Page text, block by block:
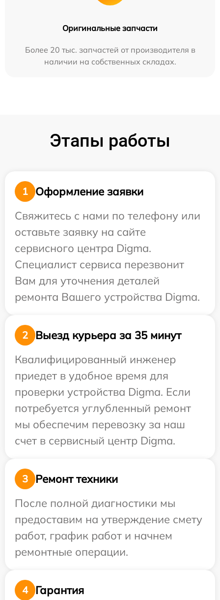
Оригинальные запчасти
Более 20 тыс. запчастей от производителя в
наличии на собственных складах.
Этапы работы
1
Оформление заявки
Свяжитесь с нами по телефону или
оставьте заявку на сайте
сервисного центра Digma.
Специалист сервиса перезвонит
Вам для уточнения деталей
ремонта Вашего устройства Digma.
2
Выезд курьера за 35 минут
Квалифицированный инженер
приедет в удобное время для
проверки устройства Digma. Если
потребуется углубленный ремонт
мы обеспечим перевозку за наш
счет в сервисный центр Digma.
3
Ремонт техники
После полной диагностики мы
предоставим на утверждение смету
работ, график работ и начнем
ремонтные операции.
4 Гарантия